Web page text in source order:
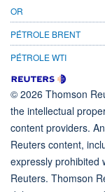
OR
PÉTROLE BRENT
PÉTROLE WTI
© 2026 Thomson
the intellectual
content providers.
Reuters content,
expressly prohibited
Reuters. Thomson